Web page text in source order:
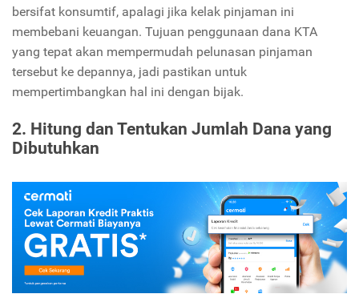
bersifat konsumtif, apalagi jika kelak pinjaman ini
membebani keuangan. Tujuan penggunaan dana KTA
yang tepat akan mempermudah pelunasan pinjaman
tersebut ke depannya, jadi pastikan untuk
mempertimbangkan hal ini dengan bijak.
2. Hitung dan Tentukan Jumlah Dana yang
Dibutuhkan